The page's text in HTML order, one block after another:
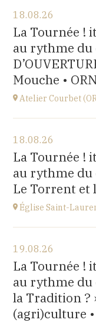
18.08.26
La Tournée !
au rythme du
Mouche •
Atelier Courbet
Atelier de Gustave
14 Avenue De-
à15H00
18.08.26
La Tournée !
au rythme du
Le Torrent et
Église Saint-
église Saint-
rue Saint-Laurent,
à18H00
19.08.26
La Tournée !
au rythme du
la Tradition ?
(agri)culture •